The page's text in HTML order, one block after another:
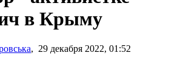
в Крыму
, 29 декабря 2022, 01:52